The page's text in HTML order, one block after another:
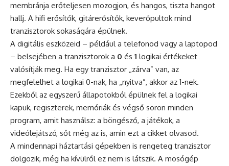
membránja erőteljesen mozogjon, és hangos, tiszta hangot
hallj. A hifi erősítők, gitárerősítők, keverőpultok mind
tranzisztorok sokaságára épülnek.
A digitális eszközeid – például a telefonod vagy a laptopod
– belsejében a tranzisztorok a 0 és 1 logikai értékeket
valósítják meg. Ha egy tranzisztor „zárva” van, az
megfelelhet a logikai 0-nak, ha „nyitva”, akkor az 1-nek.
Ezekből az egyszerű állapotokból épülnek fel a logikai
kapuk, regiszterek, memóriák és végső soron minden
program, amit használsz: a böngésző, a játékok, a
videólejátszó, sőt még az is, amin ezt a cikket olvasod.
A mindennapi háztartási gépekben is rengeteg tranzisztor
dolgozik, még ha kívülről ez nem is látszik. A mosógép